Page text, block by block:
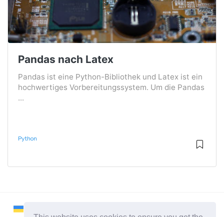
Pandas nach Latex
Pandas ist eine Python-Bibliothek und Latex ist ein
hochwertiges Vorbereitungssystem. Um die Pandas
...
Python